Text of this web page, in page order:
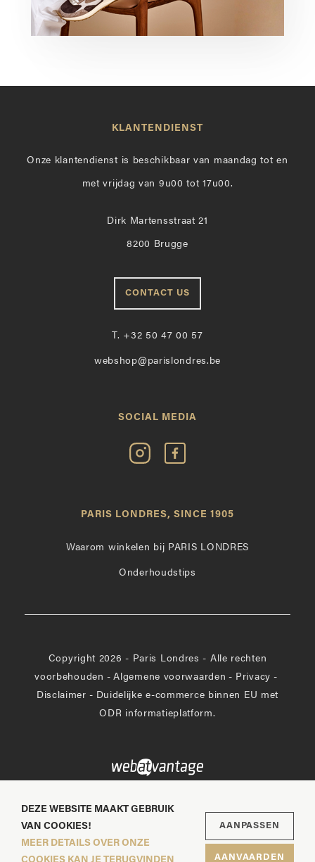
KLANTENDIENST
Onze klantendienst is beschikbaar van maandag tot en
met vrijdag van 9u00 tot 17u00.
Dirk Martensstraat 21
8200 Brugge
CONTACT US
T. +32 50 47 00 57
webshop@parislondres.be
SOCIAL MEDIA
Volg
Paris
Instagram
Vind
op
PARIS LONDRES, SINCE 1905
Waarom winkelen bij PARIS LONDRES
Onderhoudstips
Copyright 2026 - Paris Londres - Alle rechten
voorbehouden - Algemene voorwaarden - Privacy -
Disclaimer - Duidelijke e-commerce binnen EU met
ODR informatieplatform.
DEZE WEBSITE MAAKT GEBRUIK
VAN COOKIES!
MEER DETAILS OVER ONZE
AANPASSEN
AANVAARDEN